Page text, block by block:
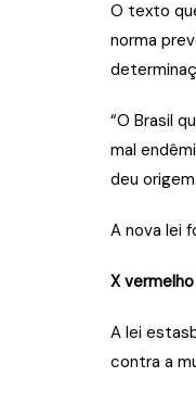
O texto
norma
“O Brasil
mal
deu
A nova lei
X vermelho
A lei
contra a